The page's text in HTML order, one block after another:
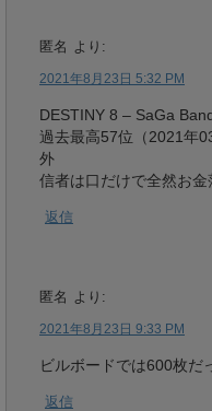
匿名 より:
2021年8月23日 5:32 PM
DESTINY 8 – SaGa
過去最高57位（2021
外
信者は口だけで全然お
返信
匿名 より:
2021年8月23日 9:33 PM
ビルボードでは600枚だ
返信